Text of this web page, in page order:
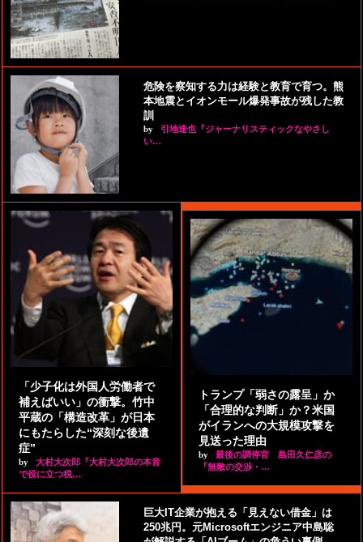
危険を察知する力は経験と教育で育つ。熊
本地震とイオンモール爆発事故が残した教
訓
by
引地達也『ジャーナリスティックなやさし
い…
「少子化は外国人労働者で
補えばいい」の衝撃。竹中
平蔵の「構造改革」が日本
にもたらした“深刻な後遺
症”
by
大村大次郎『大村大次郎の本音
で役に立つ税…
トランプ「弱さの露呈」か
「合理的な判断」か？米国
がイランへの大規模攻撃を
見送った理由
by
最後の調停官 島田久仁彦の
『無敵の交渉・…
巨大IT企業が抱える「見えない借金」は
250兆円。元Microsoftエンジニア中島聡